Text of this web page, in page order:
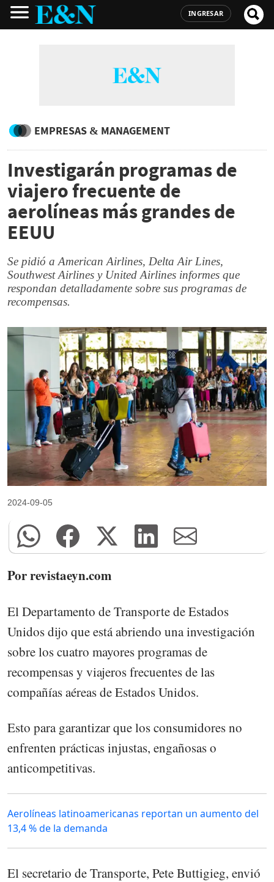
INGRESAR
EMPRESAS & MANAGEMENT
Investigarán programas de
viajero frecuente de
aerolíneas más grandes de
EEUU
Se pidió a American Airlines, Delta Air Lines,
Southwest Airlines y United Airlines informes que
respondan detalladamente sobre sus programas de
recompensas.
2024-09-05
Por revistaeyn.com
El Departamento de Transporte de Estados
Unidos dijo que está abriendo una investigación
sobre los cuatro mayores programas de
recompensas y viajeros frecuentes de las
compañías aéreas de Estados Unidos.
Esto para garantizar que los consumidores no
enfrenten prácticas injustas, engañosas o
anticompetitivas.
Aerolíneas latinoamericanas reportan un aumento del
13,4 % de la demanda
El secretario de Transporte, Pete Buttigieg, envió